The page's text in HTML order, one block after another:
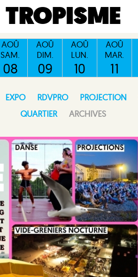
TROPISME
AOÛ
SAM.
08
AOÛ
DIM.
09
AOÛ
LUN.
10
AOÛ
MAR.
11
EXPO RDVPRO PROJECTION
QUARTIER
ARCHIVES